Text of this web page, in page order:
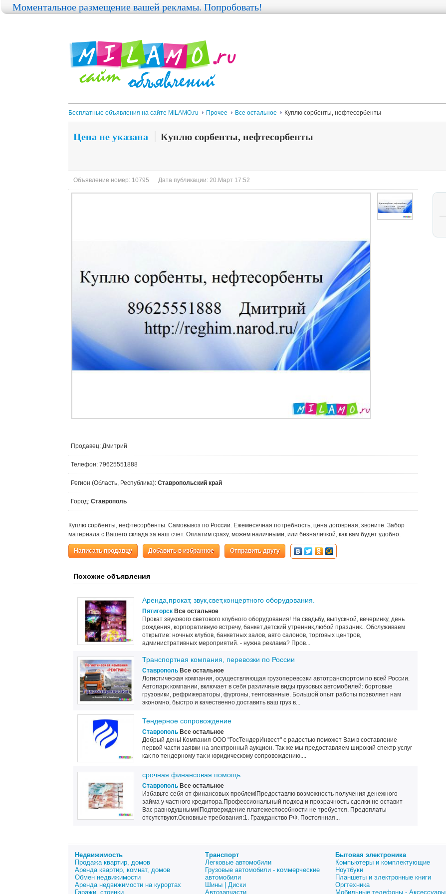
Бесплатные объявления на сайте MILAMO.ru Прочее Все остальное Куплю сорбенты, нефтесорбенты
Цена не указана Куплю сорбенты, нефтесорбенты
Объявление номер: 10795 Дата публикации: 20.Март 17:52
Продавец: Дмитрий
Телефон: 79625551888
Регион (Область, Республика): Ставропольский край
Город: Ставрополь
Куплю сорбенты, нефтесорбенты. Самовывоз по России. Ежемесячная потребность, цена договрная, звоните. Забор
материала с Вашего склада за наш счет. Оплатим сразу, можем наличными, или безналичкой, как вам будет удобно.
Написать продавцу Добавить в избранное Отправить другу
Похожие объявления
Аренда,прокат, звук,свет,концертного оборудования.
Пятигорск Все остальное
Прокат звукового светового клубного оборудования! На свадьбу, выпускной, вечеринку, день
рождения, корпоративную встречу, банкет,детский утренник,любой праздник.. Обслуживаем
открытие: ночных клубов, банкетных залов, авто салонов, торговых центров,
административных мероприятий. - нужна реклама? Пров...
Транспортная компания, перевозки по России
Ставрополь Все остальное
Логистическая компания, осуществляющая грузоперевозки автотранспортом по всей России.
Автопарк компании, включает в себя различные виды грузовых автомобилей: бортовые
грузовики, рефрижераторы, фургоны, тентованные. Большой опыт работы позволяет нам
экономно, быстро и качественно доставить ваш груз в...
Тендерное сопровождение
Ставрополь Все остальное
Добрый день! Компания ООО "ГосТендерИнвест" с радостью поможет Вам в составление
первой части заявки на электронный аукцион. Так же мы предоставляем широкий спектр услуг
как по тендерному так и юридическому сопровождению....
срочная финансовая помощь
Ставрополь Все остальное
Избавьте себя от финансовых проблем!Предоставлю возможность получения денежного
займа у частного кредитора.Профессиональный подход и прозрачность сделки не оставит
Вас равнодушными!Подтверждение платежеспособности не требуется. Предоплаты
отсутствуют.Основные требования:1. Гражданство РФ. Постоянная...
Моментальное размещение вашей рекламы. Попробовать!
Недвижимость
Продажа квартир, домов
Аренда квартир, комнат, домов
Обмен недвижимости
Аренда недвижимости на курортах
Гаражи, стоянки
Транспорт
Легковые автомобили
Грузовые автомобили - коммерческие
автомобили
Шины | Диски
Автозапчасти
Бытовая электроника
Компьютеры и комплектующие
Ноутбуки
Планшеты и электронные книги
Оргтехника
Мобильные телефоны - Аксессуары